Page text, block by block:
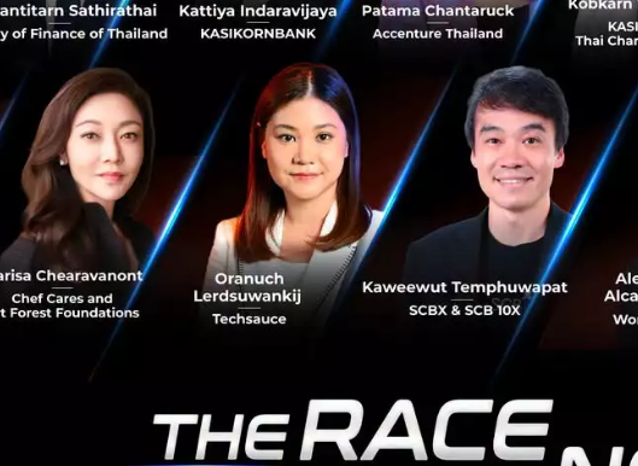
กระบวนการทำงานอย่างไร และเด็ดตรงไหน
ขั้นตอนสำคัญของการแปรรูปสปอดูมีนแบบเดิมคือการเอาไปเผาใ
องศาเซลเซียส เพื่อให้แร่เปลี่ยนเฟส พองตัวออก แล้วลิเทียมข้างใ
ขั้นตอนเผาที่ความร้อนระดับนี้ไปได้จึงช่วยประหยัดทั้งค่าพลังงา
Hunt ซีอีโอและผู้ร่วมก่อตั้ง Rock Zero ชี้ว่านี่คือหัวใจของความได้
Hunt เสริมว่าการเลิกพึ่งเตาเผายังปลดล็อกให้ใช้แร่บางชนิดที่เดิม
สูงเกินไปจะไม่ยอมเปลี่ยนเฟสตามที่ควร แต่กลับหลอมละลายแล้ว
ตัวกระบวนการใหม่นี้อาศัยแค่ถังพลาสติกที่มีใบกวนธรรมดา ทำงา
เซลเซียส แอมโมเนียมฟลูออไรด์จะค่อย ๆ ละลายแร่ซิลิเกต ซึ่งในก